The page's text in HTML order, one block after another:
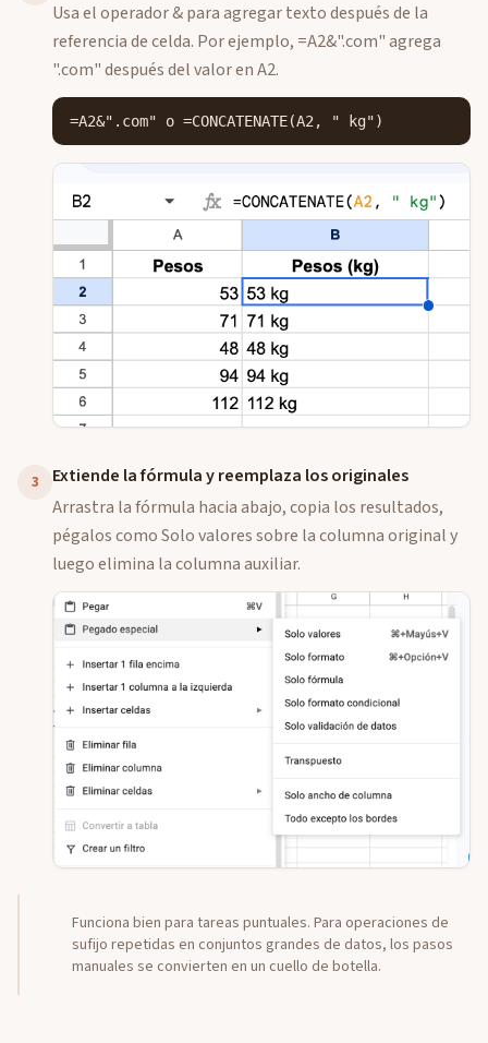
Usa el operador & para agregar texto después de la
referencia de celda. Por ejemplo, =A2&".com" agrega
".com" después del valor en A2.
=A2&".com" o =CONCATENATE(A2, " kg")
3
Extiende la fórmula y reemplaza los originales
Arrastra la fórmula hacia abajo, copia los resultados,
pégalos como Solo valores sobre la columna original y
luego elimina la columna auxiliar.
Funciona bien para tareas puntuales. Para operaciones de
sufijo repetidas en conjuntos grandes de datos, los pasos
manuales se convierten en un cuello de botella.